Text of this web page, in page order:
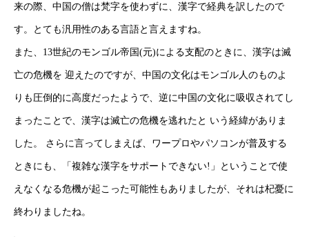
健康企業宣言
個人情報保護方針
HOME 新着情報
来の際、中国の僧は梵字を使わずに、漢字で経典を訳したので
す。とても汎用性のある言語と言えますね。
また、13世紀のモンゴル帝国(元)による支配のときに、漢字は滅
亡の危機を 迎えたのですが、中国の文化はモンゴル人のものよ
りも圧倒的に高度だったようで、逆に中国の文化に吸収されてし
まったことで、漢字は滅亡の危機を逃れたと いう経緯がありま
した。 さらに言ってしまえば、ワープロやパソコンが普及する
ときにも、「複雑な漢字をサポートできない!」ということで使
えなくなる危機が起こった可能性もありましたが、それは杞憂に
終わりましたね。